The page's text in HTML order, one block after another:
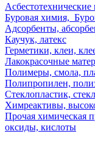
Асбестотехнические
Буровая химия,
Адсорбенты,
Каучук, латекс
Герметики, клеи,
Лакокрасочные
Полимеры, смола,
Полипропилен,
Стеклопластик,
Химреактивы,
Прочая химическая
оксиды, кислоты